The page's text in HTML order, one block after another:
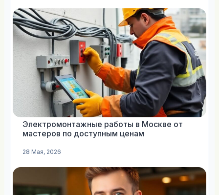
Электромонтажные работы в Москве от
мастеров по доступным ценам
28 Мая, 2026